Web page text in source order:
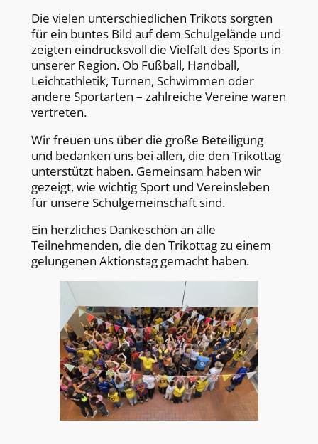
Die vielen unterschiedlichen Trikots sorgten
für ein buntes Bild auf dem Schulgelände und
zeigten eindrucksvoll die Vielfalt des Sports in
unserer Region. Ob Fußball, Handball,
Leichtathletik, Turnen, Schwimmen oder
andere Sportarten – zahlreiche Vereine waren
vertreten.
Wir freuen uns über die große Beteiligung
und bedanken uns bei allen, die den Trikottag
unterstützt haben. Gemeinsam haben wir
gezeigt, wie wichtig Sport und Vereinsleben
für unsere Schulgemeinschaft sind.
Ein herzliches Dankeschön an alle
Teilnehmenden, die den Trikottag zu einem
gelungenen Aktionstag gemacht haben.